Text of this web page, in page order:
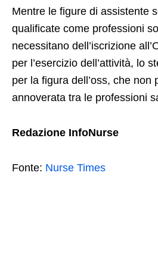
Mentre le figure di assistente
qualificate come professioni
necessitano dell’iscrizione
per l’esercizio dell’attività, lo
per la figura dell’oss, che non
annoverata tra le professioni
Redazione InfoNurse
Fonte: Nurse Times